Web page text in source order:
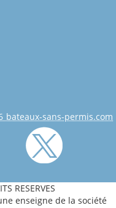
bateaux-sans-permis.com
RESERVES
enseigne de la société